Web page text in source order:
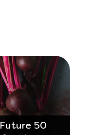
Future 50